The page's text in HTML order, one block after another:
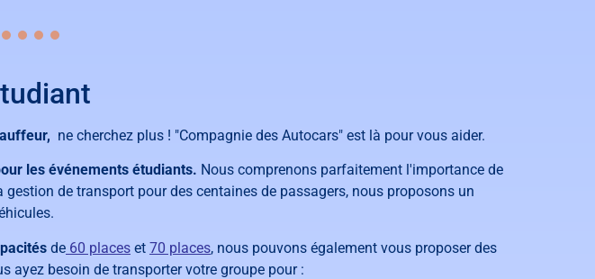
ne cherchez plus ! "Compagnie des Autocars" est là pour vous aider.
les événements étudiants. Nous comprenons parfaitement l'importance de
de transport pour des centaines de passagers, nous proposons un
de 60 places et 70 places, nous pouvons également vous proposer des
ayez besoin de transporter votre groupe pour :